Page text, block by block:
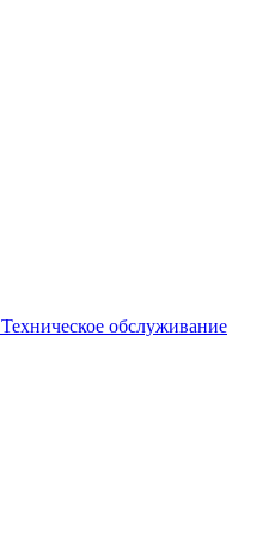
Техническое обслуживание